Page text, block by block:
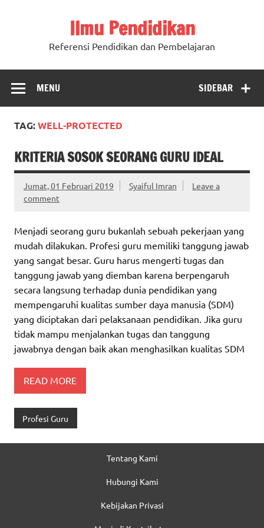
Ilmu Pendidikan
Referensi Pendidikan dan Pembelajaran
SIDEBAR
MENU
TAG:WELL-PROTECTED
KRITERIA SOSOK SEORANG GURU IDEAL
Jumat, 01 Februari 2019 Syaiful Imran
Leave a
comment
Menjadi seorang guru bukanlah sebuah pekerjaan yang
mudah dilakukan. Profesi guru memiliki tanggung jawab
yang sangat besar. Guru harus mengerti tugas dan
tanggung jawab yang diemban karena berpengaruh
secara langsung terhadap dunia pendidikan yang
mempengaruhi kualitas sumber daya manusia (SDM)
yang diciptakan dari pelaksanaan pendidikan. Jika guru
tidak mampu menjalankan tugas dan tanggung
jawabnya dengan baik akan menghasilkan kualitas SDM
READ MORE
Profesi Guru
Tentang Kami
Hubungi Kami
Kebijakan Privasi